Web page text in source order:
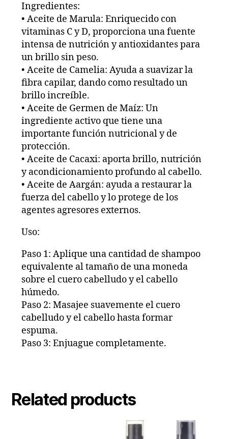
Ingredientes:
• Aceite de Marula: Enriquecido con
vitaminas C y D, proporciona una fuente
intensa de nutrición y antioxidantes para
un brillo sin peso.
• Aceite de Camelia: Ayuda a suavizar la
fibra capilar, dando como resultado un
brillo increíble.
• Aceite de Germen de Maíz: Un
ingrediente activo que tiene una
importante función nutricional y de
protección.
• Aceite de Cacaxi: aporta brillo, nutrición
y acondicionamiento profundo al cabello.
• Aceite de Aargán: ayuda a restaurar la
fuerza del cabello y lo protege de los
agentes agresores externos.
Uso:
Paso 1: Aplique una cantidad de shampoo
equivalente al tamaño de una moneda
sobre el cuero cabelludo y el cabello
húmedo.
Paso 2: Masajee suavemente el cuero
cabelludo y el cabello hasta formar
espuma.
Paso 3: Enjuague completamente.
Related products